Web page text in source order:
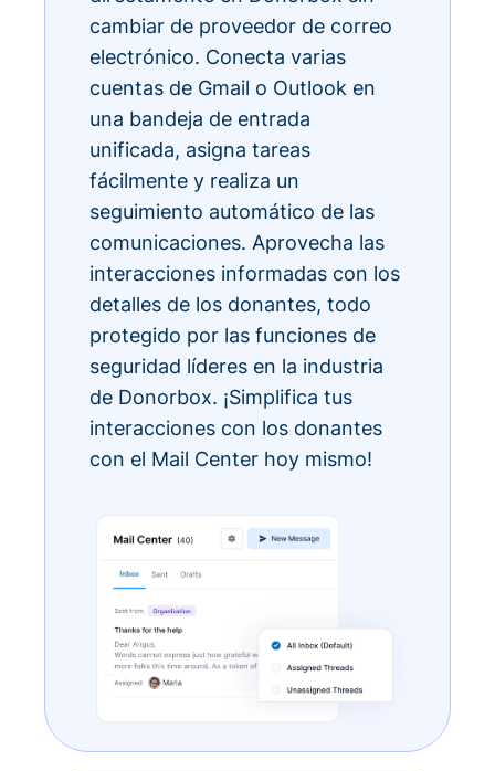
cambiar de proveedor de correo
electrónico. Conecta varias
cuentas de Gmail o Outlook en
una bandeja de entrada
unificada, asigna tareas
fácilmente y realiza un
seguimiento automático de las
comunicaciones. Aprovecha las
interacciones informadas con los
detalles de los donantes, todo
protegido por las funciones de
seguridad líderes en la industria
de Donorbox. ¡Simplifica tus
interacciones con los donantes
con el Mail Center hoy mismo!